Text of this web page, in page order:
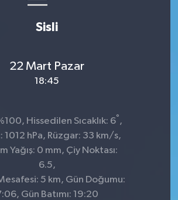
Sisli
22 Mart Pazar
18:45
Hissedilen Sıcaklık: 6° ,
1012 hPa, Rüzgar: 33 km/s,
Yağış: 0 mm, Çiy Noktası:
6.5,
5 km, Gün Doğumu:
Gün Batımı: 19:20